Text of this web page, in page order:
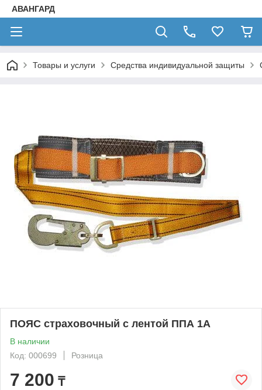
АВАНГАРД
Товары и услуги Средства индивидуальной защиты
ПОЯС страховочный с лентой ППА 1А
В наличии
Код: 000699
Розница
7 200 ₸